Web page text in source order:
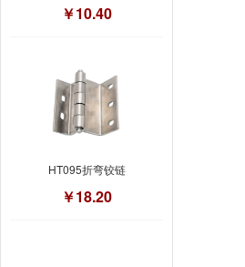
￥10.40
HT095折弯铰链
￥18.20